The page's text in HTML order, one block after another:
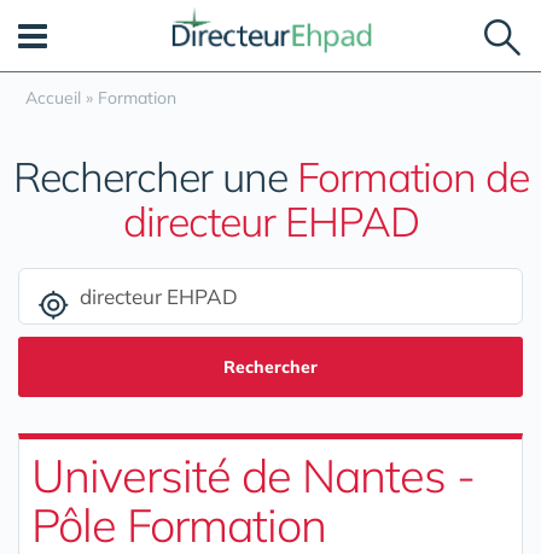
Accueil » Formation
Rechercher une Formation de
directeur EHPAD
Rechercher
Université de Nantes -
Pôle Formation
Panneau de gestion des cookies